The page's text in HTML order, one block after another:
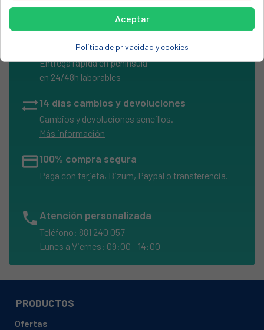
Envíos Express
Entrega rápida en península
en 24/48h laborables
sync_alt14 días cambios y devoluciones
Cambios y devoluciones sencillos.
Más información
credit_card100% compra segura
Paga con tarjeta, Bizum, Paypal o transferencia.
phone Atención personalizada
Teléfono: 881 240 057
Lunes a Viernes: 09:00 - 14:00
PRODUCTOS
Ofertas
Aceptar
Política de privacidad y cookies